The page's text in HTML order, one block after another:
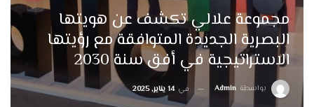
مجموعة علالي تكشف عن هويتها
البصرية الجديدة المتوافقة مع رؤيتها
الاستراتيجية في أفق سنة 2030
بواسطة Admin في 14 يناير, 2025